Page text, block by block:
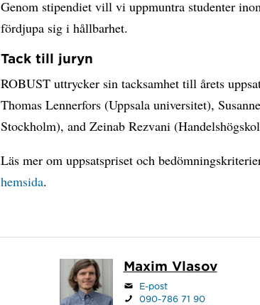
Genom stipendiet vill vi uppmuntra studenter
fördjupa sig i hållbarhet.
Tack till juryn
ROBUST uttrycker sin tacksamhet till årets
Thomas Lennerfors (Uppsala universitet),
Stockholm), and Zeinab Rezvani
Läs mer om uppsatspriset och
hemsida.
Maxim Vlasov
E-post
090-786 71 90